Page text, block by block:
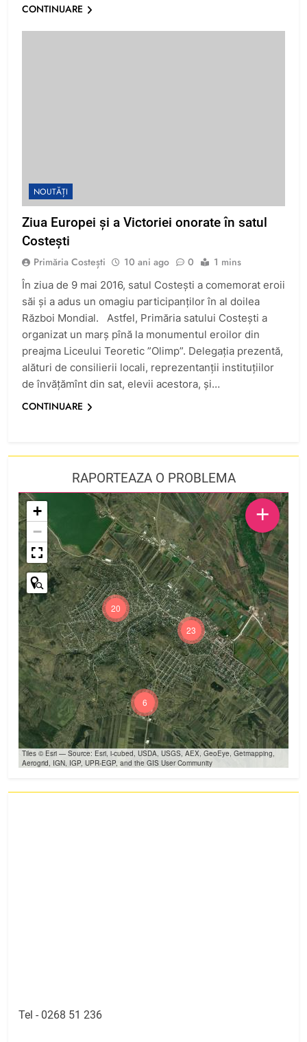
CONTINUARE
NOUTĂȚI
Ziua Europei și a Victoriei onorate în satul
Costești
Primăria Costești 10 ani ago 0 1 mins
În ziua de 9 mai 2016, satul Costești a comemorat eroii
săi și a adus un omagiu participanților în al doilea
Război Mondial. Astfel, Primăria satului Costești a
organizat un marș pînă la monumentul eroilor din
preajma Liceului Teoretic ”Olimp”. Delegația prezentă,
alături de consilierii locali, reprezentanții instituțiilor
de învățămînt din sat, elevii acestora, și…
CONTINUARE
RAPORTEAZA O PROBLEMA
23
20
6
+
−
Tiles © Esri — Source: Esri, i-cubed, USDA, USGS, AEX, GeoEye, Getmapping,
Aerogrid, IGN, IGP, UPR-EGP, and the GIS User Community
+
Tel - 0268 51 236